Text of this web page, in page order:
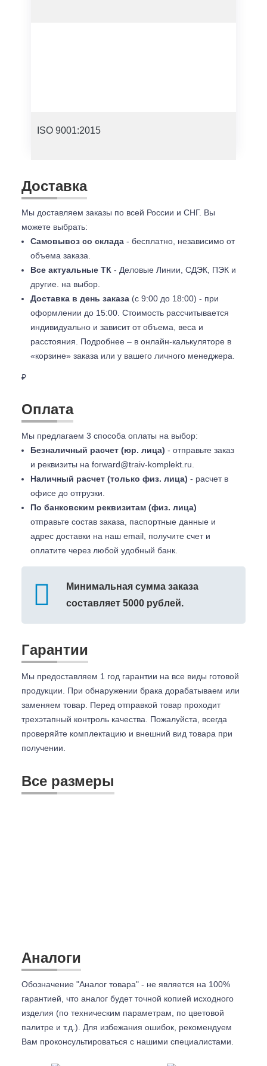
ISO 9001:2015
Доставка
Мы доставляем заказы по всей России и СНГ. Вы
можете выбрать:
Самовывоз со склада - бесплатно, независимо от
объема заказа.
Все актуальные ТК - Деловые Линии, СДЭК, ПЭК и
другие. на выбор.
Доставка в день заказа (с 9:00 до 18:00) - при
оформлении до 15:00. Стоимость рассчитывается
индивидуально и зависит от объема, веса и
расстояния. Подробнее – в онлайн-калькуляторе в
«корзине» заказа или у вашего личного менеджера.
₽
Оплата
Мы предлагаем 3 способа оплаты на выбор:
Безналичный расчет (юр. лица) - отправьте заказ
и реквизиты на forward@traiv-komplekt.ru
Наличный расчет (только физ. лица) - расчет в
офисе до отгрузки.
По банковским реквизитам (физ. лица)
отправьте состав заказа, паспортные данные и
адрес доставки на наш email, получите счет и
оплатите через любой удобный банк.
Минимальная сумма заказа
составляет 5000 рублей.
Гарантии
Мы предоставляем 1 год гарантии на все виды готовой
продукции. При обнаружении брака дорабатываем или
заменяем товар. Перед отправкой товар проходит
трехэтапный контроль качества. Пожалуйста, всегда
проверяйте комплектацию и внешний вид товара при
получении.
Все размеры
Аналоги
Обозначение "Аналог товара" - не является на 100%
гарантией, что аналог будет точной копией исходного
изделия (по техническим параметрам, по цветовой
палитре и т.д.). Для избежания ошибок, рекомендуем
Вам проконсультироваться с нашими специалистами.